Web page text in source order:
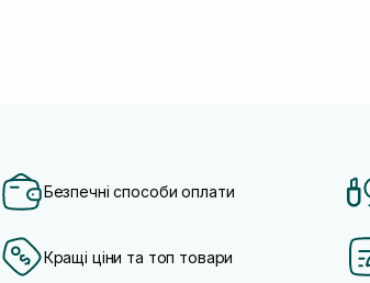
Безпечні способи оплати
Кращі ціни та топ товари